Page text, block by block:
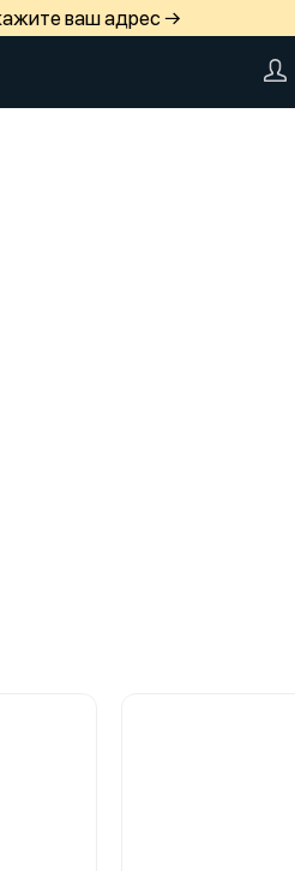
ваш адрес →